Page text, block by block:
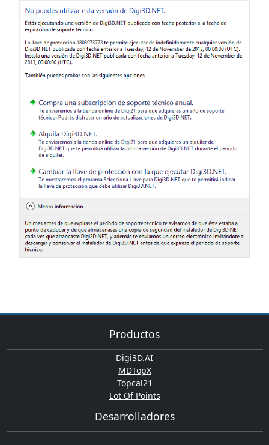
Productos
Digi3D.AI
MDTopX
Topcal21
Lot Of Points
Desarrolladores